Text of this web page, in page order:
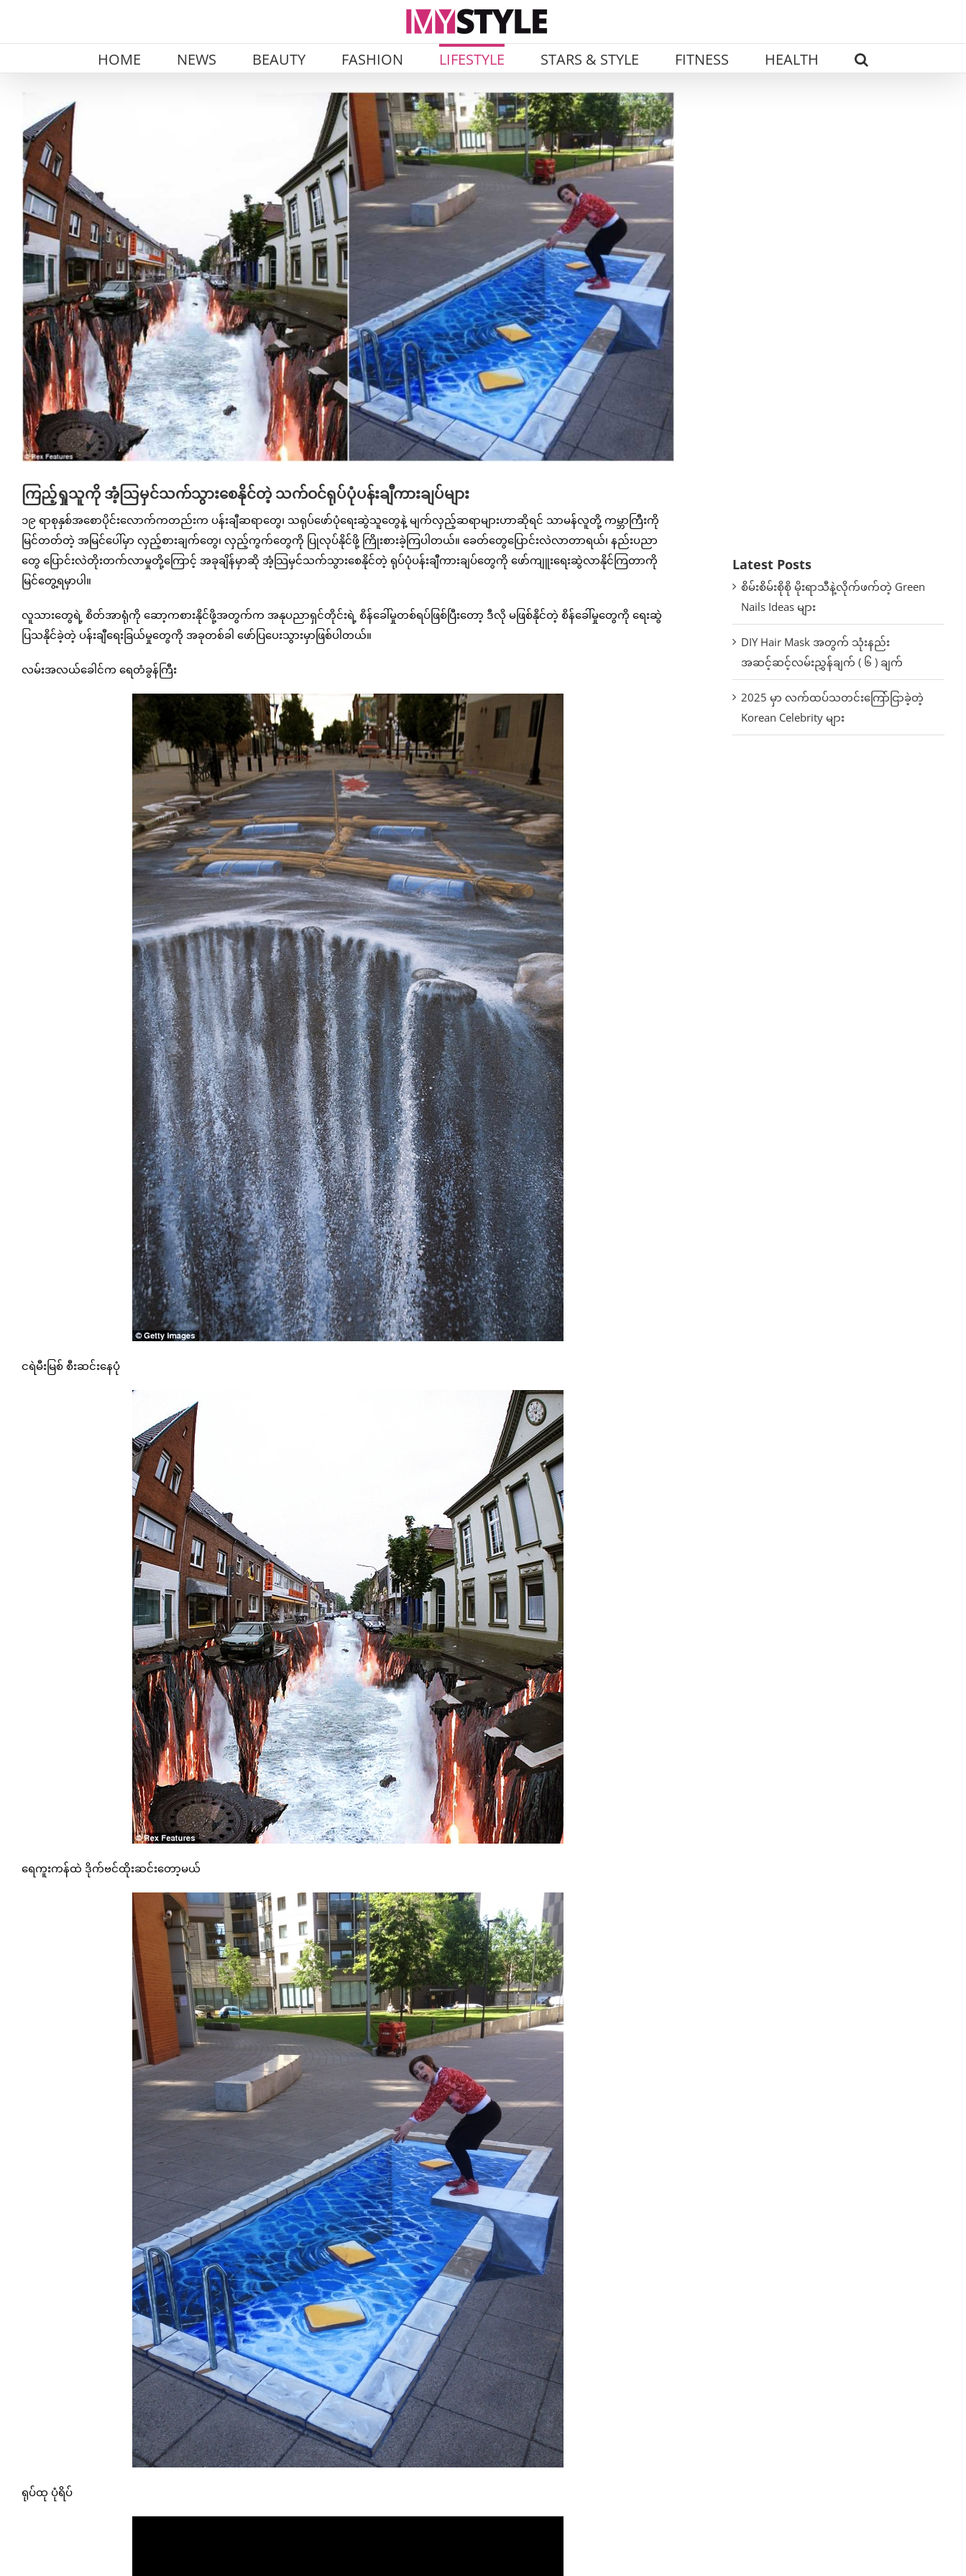
HOME NEWS BEAUTY FASHION LIFESTYLE STARS & STYLE FITNESS HEALTH
Larger
Image
ကြည့်ရှုသူကို အံ့သြမှင်သက်သွားစေနိုင်တဲ့ သက်ဝင်ရုပ်ပုံပန်းချီကားချပ်များ
၁၉ ရာစုနှစ်အစောပိုင်းလောက်ကတည်းက ပန်းချီဆရာတွေ၊ သရုပ်ဖော်ပုံရေးဆွဲသူတွေနဲ့ မျက်လှည့်ဆရာများဟာဆိုရင် သာမန်လူတို့ ကမ္ဘာကြီးကို
မြင်တတ်တဲ့ အမြင်ပေါ်မှာ လှည့်စားချက်တွေ၊ လှည့်ကွက်တွေကို ပြုလုပ်နိုင်ဖို့ ကြိုးစားခဲ့ကြပါတယ်။ ခေတ်တွေပြောင်းလဲလာတာရယ်၊ နည်းပညာ
တွေ ပြောင်းလဲတိုးတက်လာမှုတို့ကြောင့် အခုချိန်မှာဆို အံ့သြမှင်သက်သွားစေနိုင်တဲ့ ရုပ်ပုံပန်းချီကားချပ်တွေကို ဖော်ကျူးရေးဆွဲလာနိုင်ကြတာကို
မြင်တွေ့ရမှာပါ။
လူသားတွေရဲ့ စိတ်အာရုံကို ဆော့ကစားနိုင်ဖို့အတွက်က အနုပညာရှင်တိုင်းရဲ့ စိန်ခေါ်မှုတစ်ရပ်ဖြစ်ပြီးတော့ ဒီလို မဖြစ်နိုင်တဲ့ စိန်ခေါ်မှုတွေကို ရေးဆွဲ
ပြသနိုင်ခဲ့တဲ့ ပန်းချီရေးခြယ်မှုတွေကို အခုတစ်ခါ ဖော်ပြပေးသွားမှာဖြစ်ပါတယ်။
လမ်းအလယ်ခေါင်က ရေတံခွန်ကြီး
ငရဲမီးမြစ် စီးဆင်းနေပုံ
ရေကူးကန်ထဲ ဒိုက်ဗင်ထိုးဆင်းတော့မယ်
ရုပ်ထု ပုံရိပ်
Latest Posts
စိမ်းစိမ်းစိုစို မိုးရာသီနဲ့လိုက်ဖက်တဲ့ Green
Nails Ideas များ
DIY Hair Mask အတွက် သုံးနည်း
အဆင့်ဆင့်လမ်းညွှန်ချက် ( ၆ ) ချက်
2025 မှာ လက်ထပ်သတင်းကြော်ငြာခဲ့တဲ့
Korean Celebrity များ